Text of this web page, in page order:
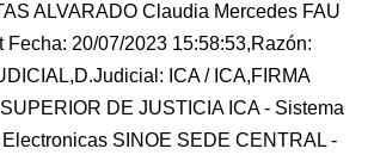
ALVARADO Claudia Mercedes FAU
Fecha: 20/07/2023 15:58:53,Razón:
ICA / ICA,FIRMA
DE JUSTICIA ICA - Sistema
SINOE SEDE CENTRAL -